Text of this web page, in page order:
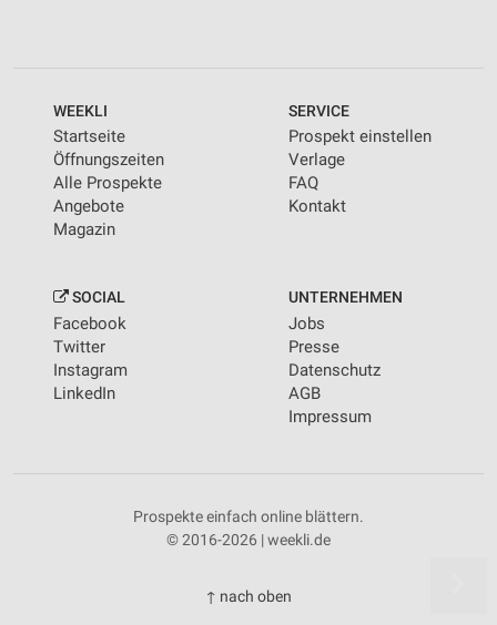
WEEKLI
Startseite
Öffnungszeiten
Alle Prospekte
Angebote
Magazin
SERVICE
Prospekt einstellen
Verlage
FAQ
Kontakt
SOCIAL
Facebook
Twitter
Instagram
LinkedIn
UNTERNEHMEN
Jobs
Presse
Datenschutz
AGB
Impressum
Prospekte einfach online blättern.
© 2016-2026 | weekli.de
↑ nach oben